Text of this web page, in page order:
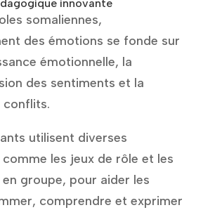
innovante
somaliennes,
des émotions se fonde sur
émotionnelle, la
des sentiments et la
conflits.
utilisent diverses
les jeux de rôle et les
groupe, pour aider les
comprendre et exprimer